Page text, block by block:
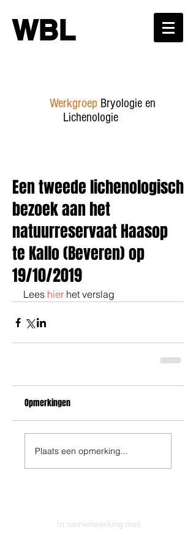
WBL
Werkgroep Bryologie en
Lichenologie
Een tweede lichenologisch
bezoek aan het
natuurreservaat Haasop
te Kallo (Beveren) op
19/10/2019
Lees hier het verslag
Opmerkingen
Plaats een opmerking...
In samenwerking met